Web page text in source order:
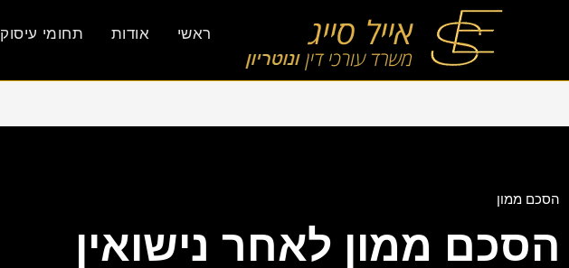
ראשי אודות תחומי עיסוק
הסכם ממון
הסכם ממון לאחר נישואין